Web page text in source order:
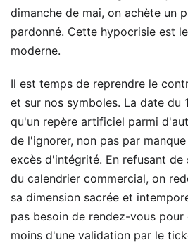
dimanche de mai, on achète un
pardonné. Cette hypocrisie est
moderne.
Il est temps de reprendre le
et sur nos symboles. La date du
qu'un repère artificiel parmi
de l'ignorer, non pas par
excès d'intégrité. En refusant
du calendrier commercial, on
sa dimension sacrée et
pas besoin de rendez-vous
moins d'une validation par le